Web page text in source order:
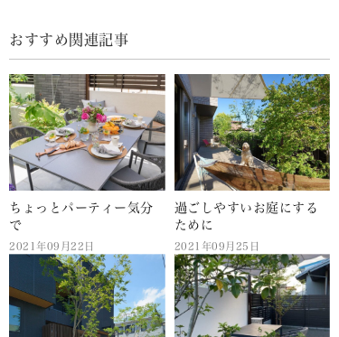
おすすめ関連記事
ちょっとパーティー気分
で
2021年09月22日
過ごしやすいお庭にする
ために
2021年09月25日